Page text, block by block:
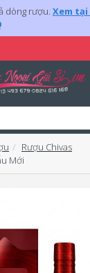
dòng rượu. Xem tại
Rượu Chivas
Mới